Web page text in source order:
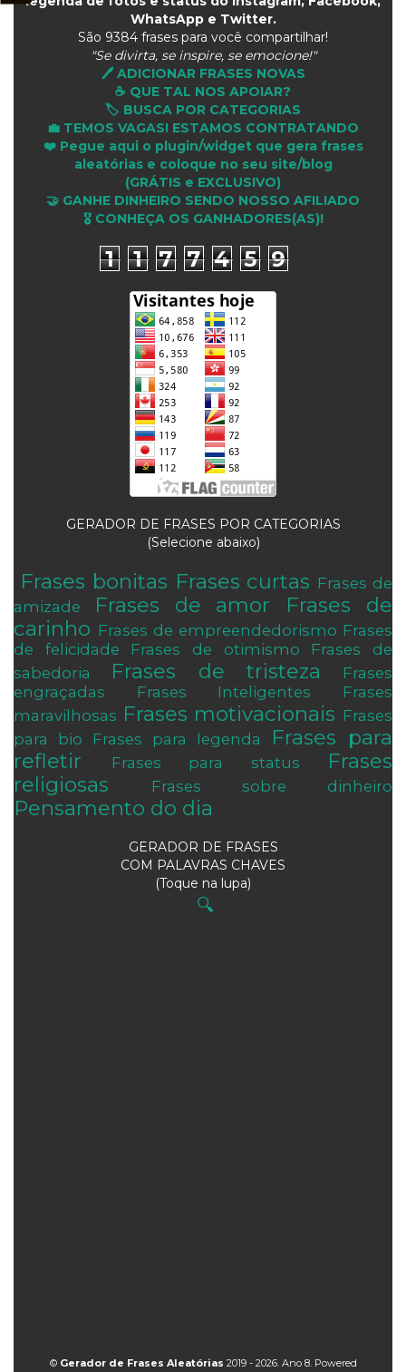
WhatsApp e Twitter.
São 9384 frases para você compartilhar!
"Se divirta, se inspire, se emocione!"
🖊️ ADICIONAR FRASES NOVAS
☕ QUE TAL NOS APOIAR?
🏷️ BUSCA POR CATEGORIAS
💼 TEMOS VAGAS! ESTAMOS CONTRATANDO
❤️ Pegue aqui o plugin/widget que gera frases
aleatórias e coloque no seu site/blog
(GRÁTIS e EXCLUSIVO)
🤝 GANHE DINHEIRO SENDO NOSSO AFILIADO
🎖 CONHEÇA OS GANHADORES(AS)!
1 1 7 7 4 5 9
GERADOR DE FRASES POR CATEGORIAS
(Selecione abaixo)
Frases bonitas Frases curtas Frases de
amizade
Frases de amor
Frases de
carinho Frases de empreendedorismo Frases
de felicidade
Frases de otimismo
Frases de
sabedoria
Frases de tristeza
Frases
engraçadas
Frases Inteligentes
Frases
maravilhosas Frases motivacionais Frases
para bio
Frases para legenda
Frases para
refletir
Frases para status
Frases
religiosas
Frases sobre dinheiro
Pensamento do dia
GERADOR DE FRASES
COM PALAVRAS CHAVES
(Toque na lupa)
🔍
© Gerador de Frases Aleatórias 2019 - 2026. Ano 8. Powered